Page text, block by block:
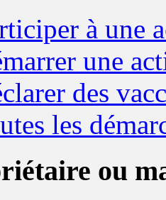
à une
une
des
les
ou